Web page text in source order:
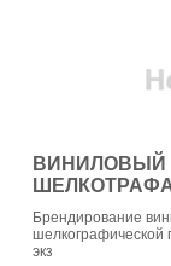
ВИНИЛОВЫЙ
Брендирование
шелкографической
экз